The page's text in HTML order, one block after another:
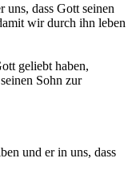
uns, dass Gott seinen
wir durch ihn leben
geliebt haben,
Sohn zur
und er in uns, dass